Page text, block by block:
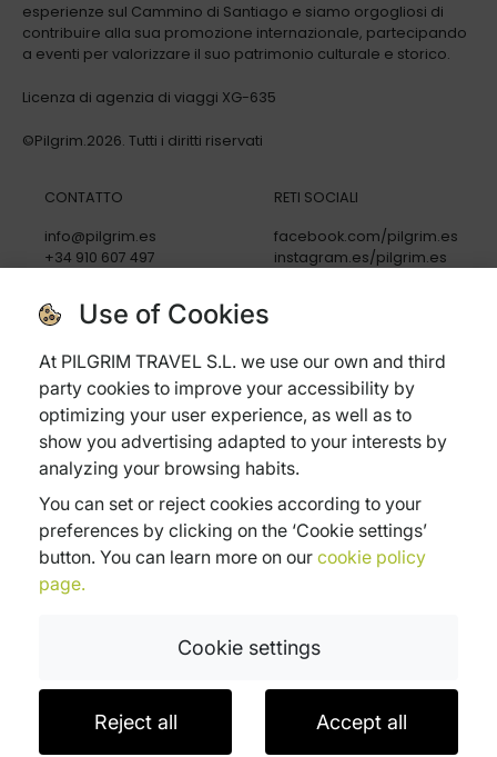
esperienze sul Cammino di Santiago e siamo orgogliosi di
contribuire alla sua promozione internazionale, partecipando
a eventi per valorizzare il suo patrimonio culturale e storico.
Licenza di agenzia di viaggi XG-635
©Pilgrim.2026. Tutti i diritti riservati
CONTATTO
info@pilgrim.es
+34 910 607 497
Ed. Casa del Agua 1º, L 1B
RETI SOCIALI
facebook.com/pilgrim.es
instagram.es/pilgrim.es
AVVISO LEGALE
Avviso legale
Politica di privacy
Politica di cookies
Condizioni generali
Politica di cancellazione
Assicurazione di viaggio
Domande frequenti
LINGUE
English
Español
Subvenciones:
Xpande Digital Pyme Innova
Use of Cookies
At PILGRIM TRAVEL S.L. we use our own and third
party cookies to improve your accessibility by
optimizing your user experience, as well as to
show you advertising adapted to your interests by
analyzing your browsing habits.
You can set or reject cookies according to your
preferences by clicking on the ‘Cookie settings’
button. You can learn more on our cookie policy
page.
Cookie settings
Reject all Accept all